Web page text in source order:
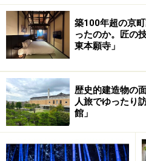
築100年超の京
ったのか。匠の
東本願寺」
歴史的建造物の
人旅でゆったり
館」